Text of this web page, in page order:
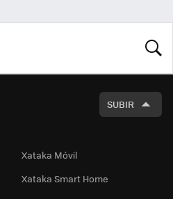
SUBIR
Xataka Móvil
Xataka Smart Home